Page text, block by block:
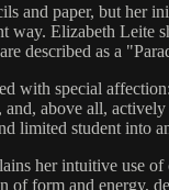
and paper, but her
way. Elizabeth Leite
described as a
with special
above all,
limited student into
her intuitive use
of form and energy,